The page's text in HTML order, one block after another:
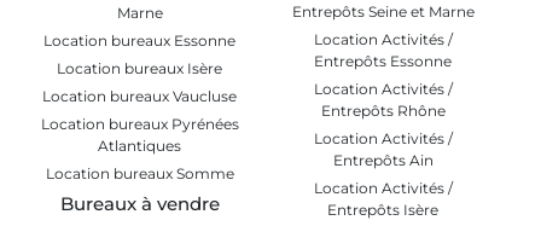
Marne
Location bureaux Essonne
Location bureaux Isère
Location bureaux Vaucluse
Location bureaux Pyrénées
Atlantiques
Location bureaux Somme
Bureaux à vendre
Entrepôts Seine et Marne
Location Activités /
Entrepôts Essonne
Location Activités /
Entrepôts Rhône
Location Activités /
Entrepôts Ain
Location Activités /
Entrepôts Isère